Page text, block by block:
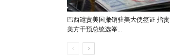
巴西谴责美国撤销驻美大使签证 指责
美方干预总统选举...